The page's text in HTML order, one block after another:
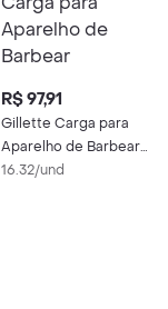
R$ 97,91
Gillette Carga para
Aparelho de Barbear
Mach3 Sensitive 8
16.32/und